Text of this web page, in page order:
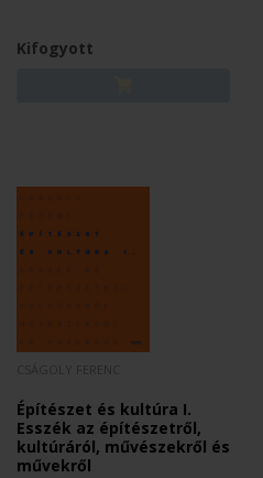
Kifogyott
Építészet és kultúra I.
Esszék az építészetről,
kultúráról, művészekről és
művekről